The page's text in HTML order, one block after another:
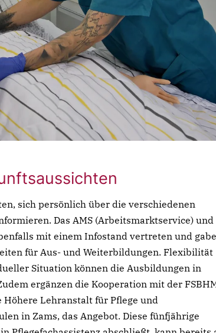
sich persönlich über die verschiedenen
Das AMS (Arbeitsmarktservice) und
mit einem Infostand vertreten und
für Aus- und Weiterbildungen. Flexibilität
Situation können die Ausbildungen in
ergänzen die Kooperation mit der
Höhere Lehranstalt für Pflege und
in Zams, das Angebot. Diese fünfjährige